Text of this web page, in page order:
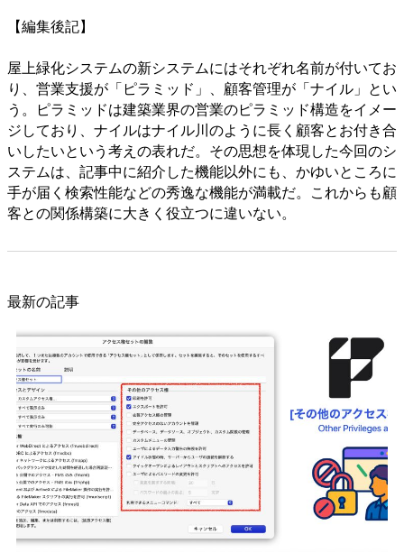
【編集後記】
屋上緑化システムの新システムにはそれぞれ名前が付いてお
り、営業支援が「ピラミッド」、顧客管理が「ナイル」とい
う。ピラミッドは建築業界の営業のピラミッド構造をイメー
ジしており、ナイルはナイル川のように長く顧客とお付き合
いしたいという考えの表れだ。その思想を体現した今回のシ
ステムは、記事中に紹介した機能以外にも、かゆいところに
手が届く検索性能などの秀逸な機能が満載だ。これからも顧
客との関係構築に大きく役立つに違いない。
最新の記事